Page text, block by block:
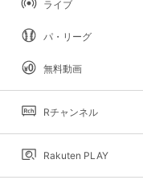
ライブ
パ・リーグ
無料動画
Rチャンネル
Rakuten PLAY